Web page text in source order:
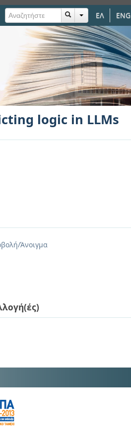
ΕΛ ENG
logic in LLMs
Άνοιγμα